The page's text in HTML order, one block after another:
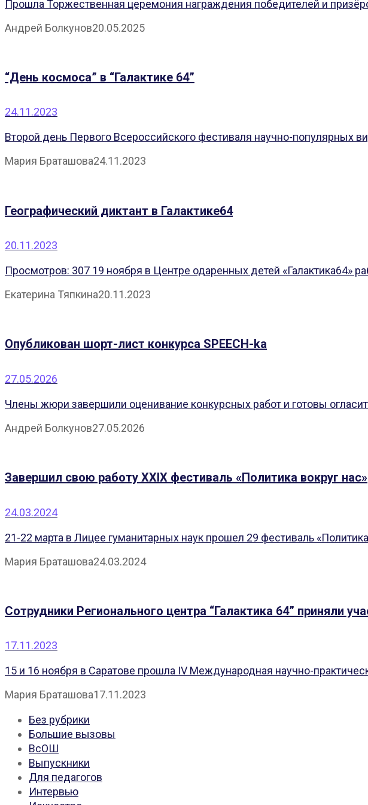
Прошла Торжественная церемония награждения победителей и
Андрей Болкунов20.05.2025
“День космоса” в “Галактике 64”
24.11.2023
Второй день Первого Всероссийского фестиваля научно-популярных
Мария Браташова24.11.2023
Географический диктант в Галактике64
20.11.2023
Просмотров: 307 19 ноября в Центре одаренных детей «Галактика64»
Екатерина Тяпкина20.11.2023
Опубликован шорт-лист конкурса SPEECH-ka
27.05.2026
Члены жюри завершили оценивание конкурсных работ и готовы
Андрей Болкунов27.05.2026
Завершил свою работу XXIX фестиваль «Политика вокруг нас»
24.03.2024
21-22 марта в Лицее гуманитарных наук прошел 29 фестиваль
Мария Браташова24.03.2024
Сотрудники Регионального центра “Галактика 64” приняли
17.11.2023
15 и 16 ноября в Саратове прошла IV Международная научно-
Мария Браташова17.11.2023
Без рубрики
Большие вызовы
ВсОШ
Выпускники
Для педагогов
Интервью